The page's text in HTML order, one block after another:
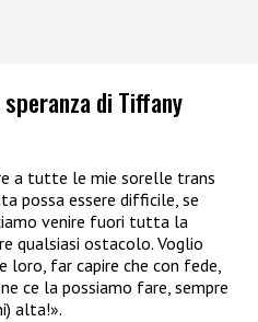
di Tiffany
a tutte le mie sorelle trans
possa essere difficile, se
venire fuori tutta la
qualsiasi ostacolo. Voglio
loro, far capire che con fede,
ce la possiamo fare, sempre
alta!».